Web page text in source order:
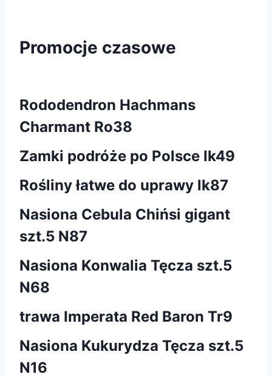
Promocje czasowe
Rododendron Hachmans
Charmant Ro38
Zamki podróże po Polsce Ik49
Rośliny łatwe do uprawy lk87
Nasiona Cebula Chińsi gigant
szt.5 N87
Nasiona Konwalia Tęcza szt.5
N68
trawa Imperata Red Baron Tr9
Nasiona Kukurydza Tęcza szt.5
N16